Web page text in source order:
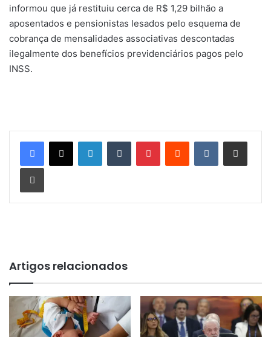
informou que já restituiu cerca de R$ 1,29 bilhão a
aposentados e pensionistas lesados pelo esquema de
cobrança de mensalidades associativas descontadas
ilegalmente dos benefícios previdenciários pagos pelo
INSS.​
Artigos relacionados